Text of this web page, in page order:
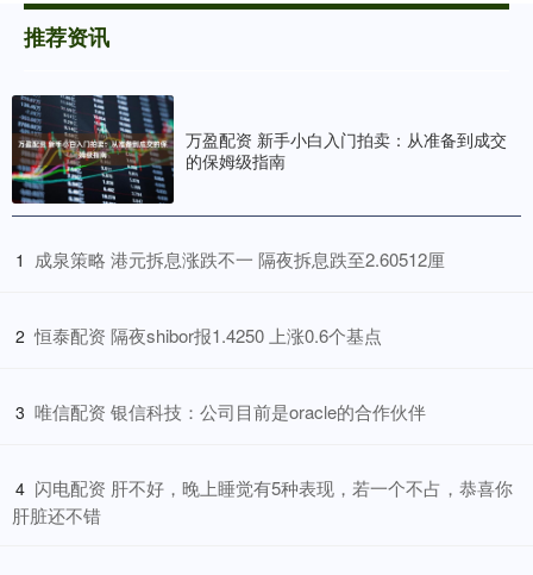
推荐资讯
万盈配资 新手小白入门拍卖：从准备到成交
的保姆级指南
1 ​成泉策略 港元拆息涨跌不一 隔夜拆息跌至2.60512厘
2 ​恒泰配资 隔夜shibor报1.4250 上涨0.6个基点
3 ​唯信配资 银信科技：公司目前是oracle的合作伙伴
4 ​闪电配资 肝不好，晚上睡觉有5种表现，若一个不占，恭喜你
肝脏还不错